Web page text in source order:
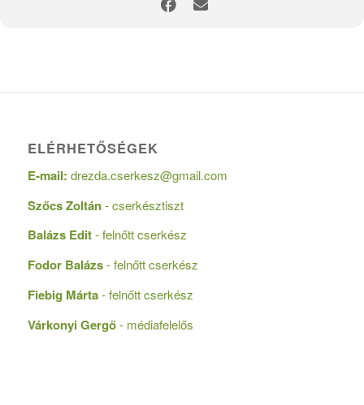
ELÉRHETŐSÉGEK
E-mail: drezda.cserkesz@gmail.com
Szőcs Zoltán- cserkésztiszt
Balázs Edit- felnőtt cserkész
Fodor Balázs- felnőtt cserkész
Fiebig Márta- felnőtt cserkész
Várkonyi Gergő- médiafelelős